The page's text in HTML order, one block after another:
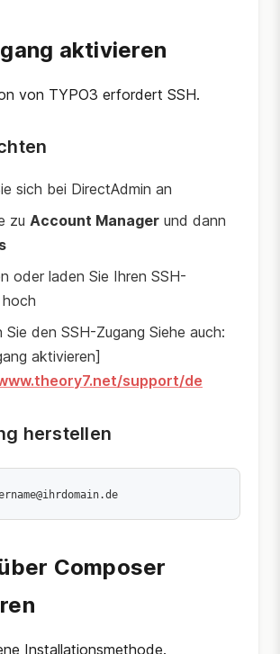
aktivieren
von TYPO3 erfordert SSH.
sich bei DirectAdmin an
zu Account Manager und dann
oder laden Sie Ihren SSH-
hoch
Sie den SSH-Zugang Siehe auch:
aktivieren]
support/de
herstellen
Composer
Installationsmethode.